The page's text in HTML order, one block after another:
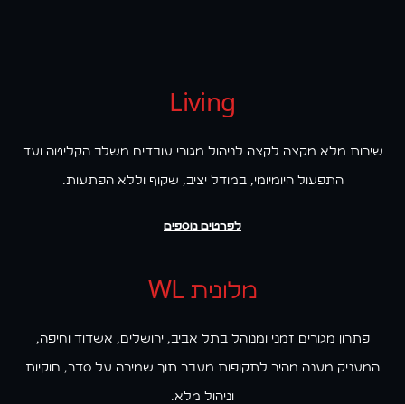
Living
שירות מלא מקצה לקצה לניהול מגורי עובדים משלב הקליטה ועד
התפעול היומיומי, במודל יציב, שקוף וללא הפתעות.
לפרטים נוספים
מלונית WL
פתרון מגורים זמני ומנוהל בתל אביב, ירושלים, אשדוד וחיפה,
המעניק מענה מהיר לתקופות מעבר תוך שמירה על סדר, חוקיות
וניהול מלא.